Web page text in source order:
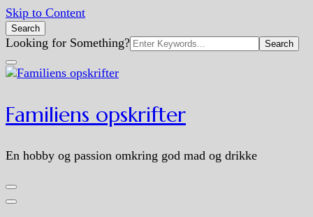
Skip to Content
Search
Search
for:
Looking for Something?
Familiens opskrifter
En hobby og passion omkring god mad og drikke